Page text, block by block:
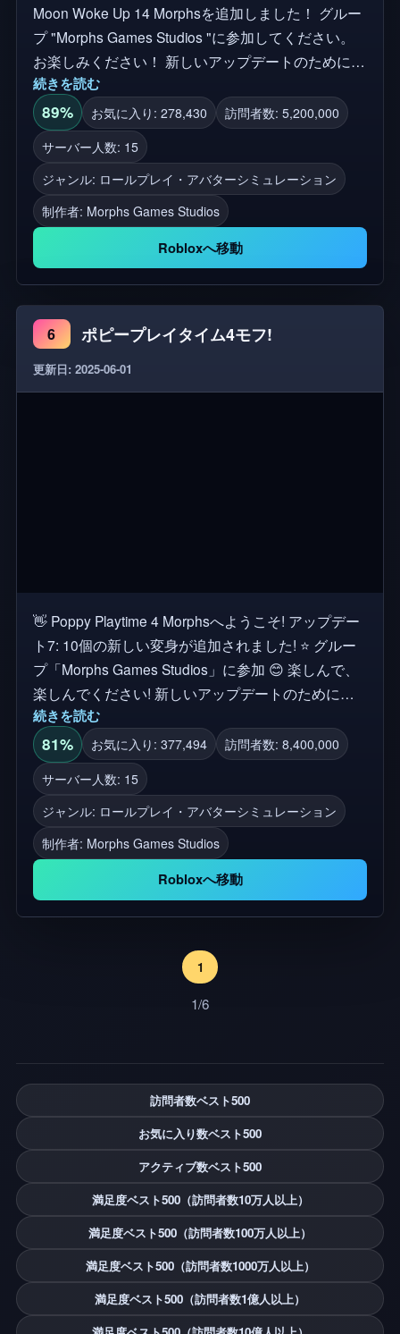
Moon Woke Up 14 Morphsを追加しました！ グルー
プ "Morphs Games Studios "に参加してください。
お楽しみください！ 新しいアップデートのために
「いいね！」と「お気に入り」をお忘れなく！ 合計
モーフ数: 40 月が起きる, 月が起きる, 月が起きるト
レンド, 月が起きるミーム, 月が起きるRP, 月が起き
るモーフ, 満月が起きる, 月が起きるミーム, 月が起
きるホラー, 宇宙の月が起きる, 月が起きるロールプ
レイ, 月が起きるモーフ, RP
続きを読む
89% お気に入り: 278,430
訪問者数: 5,200,000
サーバー人数: 15
ジャンル: ロールプレイ・アバターシミュレーション
制作者: Morphs Games Studios
Robloxへ移動
6 ポピープレイタイム4モフ!
更新日: 2025-06-01
👋 Poppy Playtime 4 Morphsへようこそ! アップデー
ト7: 10個の新しい変身が追加されました! ⭐ グルー
プ「Morphs Games Studios」に参加 😊 楽しんで、
楽しんでください! 新しいアップデートのために
「いいね」と「お気に入り」を忘れないでください!
合計モルフ: 82 ゲームはファンメイドです。すべて
のクレジットがモブエンターテインメントに!問題が
発生した場合は、お問い合わせください。 Poppy
Playtime 4、ホラーゲーム、ホラーゲーム、インデ
ィーホラー、チャプター4、新しいアップデート、
アドベンチャー、パズルホラー、ロールプレイ、モ
ルフ、モルフ、モンスターモルフ、ハッピーウッギ
プロトタイプ、ドイ、ヤルナビ、マルチプレイヤー
ホラー、ジャンプホラー、エスケープゲーム、オビ
ー、ゲーム、ファクトリー、サバイバル、ロブロッ
続きを読む
81% お気に入り: 377,494
訪問者数: 8,400,000
サーバー人数: 15
ジャンル: ロールプレイ・アバターシミュレーション
制作者: Morphs Games Studios
Robloxへ移動
1
1/6
訪問者数ベスト500
お気に入り数ベスト500
アクティブ数ベスト500
満足度ベスト500（訪問者数10万人以上）
満足度ベスト500（訪問者数100万人以上）
満足度ベスト500（訪問者数1000万人以上）
満足度ベスト500（訪問者数1億人以上）